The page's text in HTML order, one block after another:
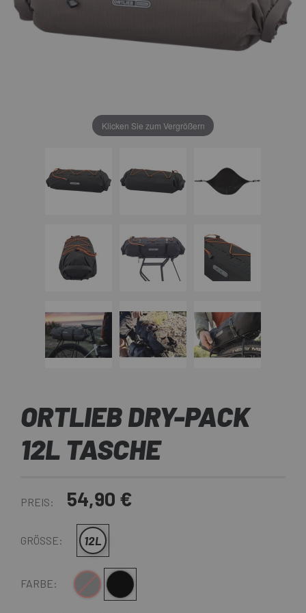
Klicken Sie zum Vergrößern
ORTLIEB DRY-PACK
12L TASCHE
PREIS: 54,90 €
GRÖSSE: 12L
FARBE: GrauMattschwarz